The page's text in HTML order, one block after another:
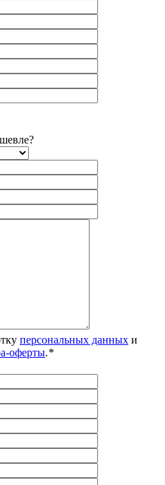
персональных данных и
оферты.*